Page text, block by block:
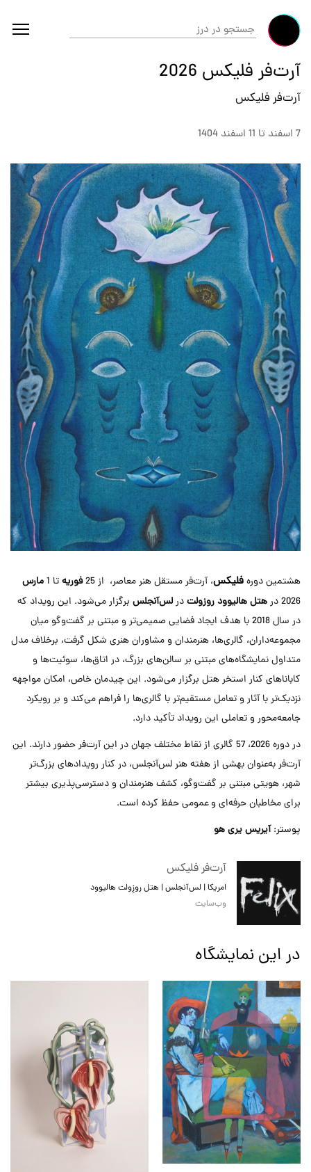
آرت‌فر فلیکس 2026
آرت‌فر فلیکس
7 اسفند تا 11 اسفند 1404
هشتمین دورهفلیکس، آرت‌فر مستقل هنر معاصر، از 25 فوریهتا 1
مارس
2026 در
هتل هالیوود روزولتدرلس‌آنجلس برگزار می‌شود. این رویداد که
در سال 2018 با هدف ایجاد فضایی صمیمی‌تر و مبتنی بر گفت‌وگو میان
مجموعه‌داران، گالری‌ها، هنرمندان و مشاوران هنری شکل گرفت، برخلاف مدل
متداول نمایشگاه‌های مبتنی بر سالن‌های بزرگ، در اتاق‌ها، سوئیت‌ها و
کاباناهای کنار استخر هتل برگزار می‌شود. این چیدمان خاص، امکان مواجهه
نزدیک‌تر با آثار و تعامل مستقیم‌تر با گالری‌ها را فراهم می‌کند و بر رویکرد
جامعه‌محور و تعاملی این رویداد تأکید دارد.
در دوره 2026، 57 گالری از نقاط مختلف جهان در این آرت‌فر حضور دارند. این
آرت‌فر به‌عنوان بهشی از هفته هنر لس‌آنجلس، در کنار رویدادهای بزرگ‌تر
شهر، هویتی مبتنی بر گفت‌وگو، کشف هنرمندان و دسترسی‌پذیری بیشتر
برای مخاطبان حرفه‌ای و عمومی حفظ کرده است.
پوستر:آیریس یری هو
آرت‌فر فلیکس
امریکا | لس‌آنجلس | هتل روزِولت هالیوود
وب‌سایت
در این نمایشگاه